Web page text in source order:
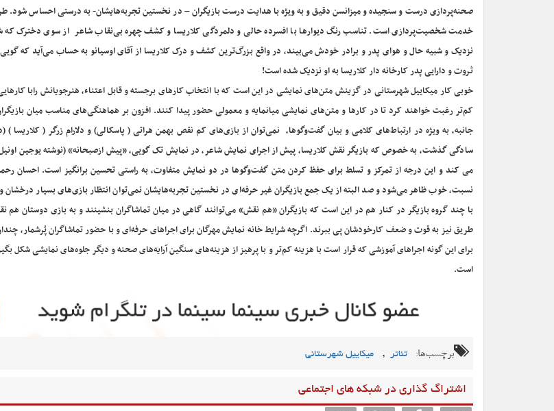
صحنه‌پردازی درست و سنجیده و میزانسن دقیق و به ویژه با هدایت درست بازیگران – در نخستین تجربه‌هایشان- به درستی احساس
خدمت شخصیت‌پردازی است. تناسب رنگ دیوارها با افسرده حالی و دلمردگی کلاریسا و کشف چهره بی‌نقاب شاعر از سوی دخترک که
نزدیک و شبیه حال و هوای پدر و برادر خودش می‌بیند، در واقع بزرگ‌ترین کشف و درک کلاریسا از آقای اوسیانو به حساب می‌آید که گویی
ثروت و دارایی پدر کارخانه دار کلاریسا به او نزدیک شده است!
خوبی کار میکاییل شهرستانی در گزینش متن‌های نمایشی در این است که با انتخاب کارهای برجسته و قابل اعتناء، هنرجویانش رابا
کم‌تر رغبت خواهند کرد تا در کارها و متن‌های نمایشی میانمایه و معمولی حضور پیدا کنند. افزون بر هماهنگی‌های مناسب میان
جانبه، به ویژه در ارتباط‌های کلامی و بیان گفت‌وگوها، نمی‌‌توان از بازی‌های کم نقص بهمن هراتی ( پاسکالی) و دلارام زرگر (
سادگی گذشت، به خصوص که بازیگر نقش کلاریسا، پیش از اجرای نمایش شاعر، در نمایش تک گویی، «پیش ازصبحانه» (نوشته یوجین
می کند و این درجه از تمرکز و تسلط برای حفظ کردن متن گفت‌و‌گوها در دو نمایش متفاوت، به راستی تحسین برانگیز است. احسان
نسبت، خوب ظاهر می‌شود و صد البته از یک جمع بازیگران غیر حرفه‌ای در نخستین تجربه‌هایشان نمی‌توان انتظار بازی‌های بسیار
با چند گروه بازیگر در کنار هم در این است که بازیگران «هم نقش» می‌توانند گاهی در میان تماشاگران بنشینند و به بازی دوستان هم
طریق نیز به قوت و ضعف کارخودشان پی ببرند. اگرچه شرایط خانه نمایش مهرگان برای اجراهای حرفه‌ای و با حضور تماشاگران پُرشمار،
برای این گونه اجراهای آموزشی که قرار است با هزینه کم‌تر و با پرهیز از هزینه‌های سنگین آرایه‌های صحنه و دیگر جلوه‌های نمایشی شکل
است.
برچسب‌ها: تئاتر , میکاییل شهرستانی
اشتراگ گذاری در شبکه های اجتماعی